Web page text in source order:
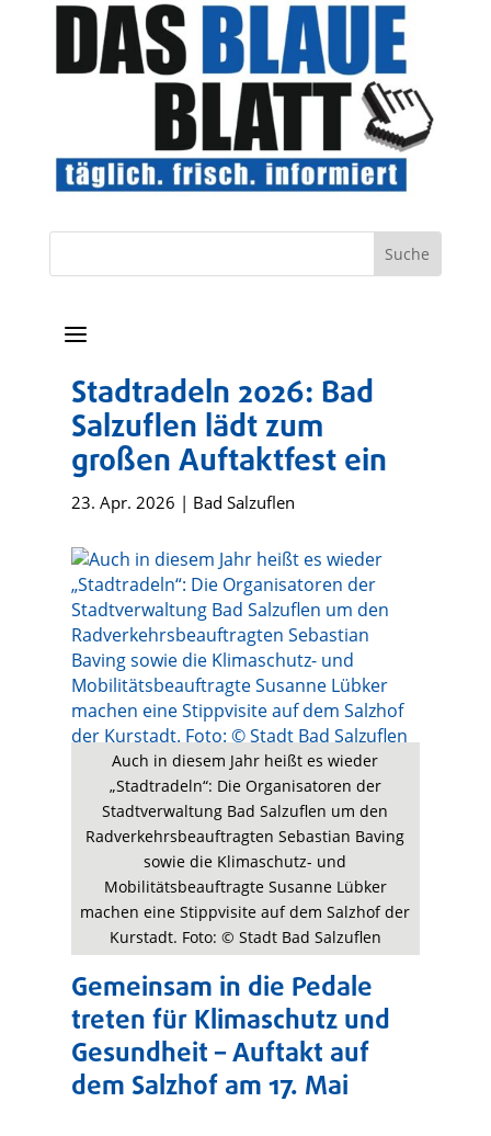
a
Stadtradeln 2026: Bad
Salzuflen lädt zum
großen Auftaktfest ein
23. Apr. 2026 | Bad Salzuflen
Auch in diesem Jahr heißt es wieder
„Stadtradeln“: Die Organisatoren der
Stadtverwaltung Bad Salzuflen um den
Radverkehrsbeauftragten Sebastian Baving
sowie die Klimaschutz- und
Mobilitätsbeauftragte Susanne Lübker
machen eine Stippvisite auf dem Salzhof der
Kurstadt. Foto: © Stadt Bad Salzuflen
Gemeinsam in die Pedale
treten für Klimaschutz und
Gesundheit – Auftakt auf
dem Salzhof am 17. Mai